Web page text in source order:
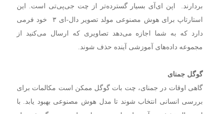
بردارند. اپن ای‌آی بسیار گسترده‌تر از چت جی‌پی‌تی است. این
استارتاپ برای هوش مصنوعی مولد تصویر دال-‌ای ۳ خود فرمی
دارد که به شما اجازه می‌دهد تصاویری که ارسال می‌کنید از
مجموعه داده‌های آموزشی آینده حذف شوند.
گوگل جمنای
گاهی اوقات در جمنای، چت بات گوگل ممکن است مکالمات برای
بررسی انسانی انتخاب شوند تا مدل هوش مصنوعی بهبود یابد. با